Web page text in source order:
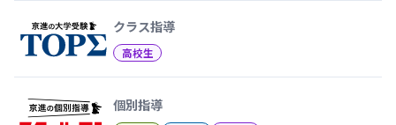
クラス指導
高校生
個別指導